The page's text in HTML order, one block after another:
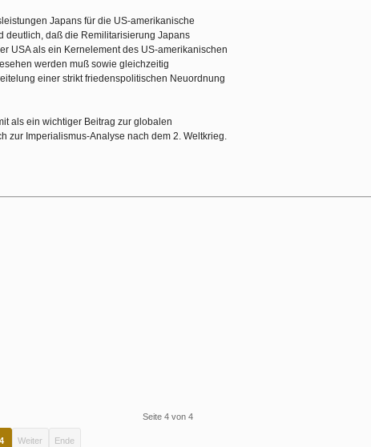
Japans für die US-amerikanische
deutlich, daß die Remilitarisierung Japans
USA als ein Kernelement des US-amerikanischen
werden muß sowie gleichzeitig
einer strikt friedenspolitischen Neuordnung
als ein wichtiger Beitrag zur globalen
zur Imperialismus-Analyse nach dem 2. Weltkrieg.
Seite 4 von 4
4 Weiter Ende